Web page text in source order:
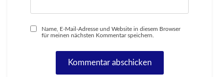
Name, E-Mail-Adresse und Website in diesem Browser
für meinen nächsten Kommentar speichern.